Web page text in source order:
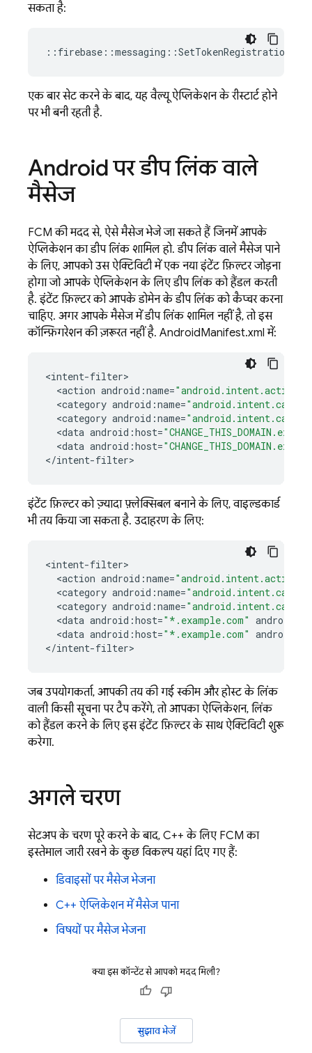
सकता है:
:: firebase ::messaging ::
एक बार सेट करने के बाद, यह वैल्यू ऐप्लिकेशन के रीस्टार्ट होने
पर भी बनी रहती है.
Android पर डीप लिंक वाले
मैसेज
FCM की मदद से, ऐसे मैसेज भेजे जा सकते हैं जिनमें आपके
ऐप्लिकेशन का डीप लिंक शामिल हो. डीप लिंक वाले मैसेज पाने
के लिए, आपको उस ऐक्टिविटी में एक नया इंटेंट फ़िल्टर जोड़ना
होगा जो आपके ऐप्लिकेशन के लिए डीप लिंक को हैंडल करती
है. इंटेंट फ़िल्टर को आपके डोमेन के डीप लिंक को कैप्चर करना
चाहिए. अगर आपके मैसेज में डीप लिंक शामिल नहीं है, तो इस
कॉन्फ़िगरेशन की ज़रूरत नहीं है. AndroidManifest.xml में:
<intent-filter
<action android :name=
<category android :name=
<category android :name=
<data android :host=
<data android :host=
</intent-filter>
इंटेंट फ़िल्टर को ज़्यादा फ़्लेक्सिबल बनाने के लिए, वाइल्डकार्ड
भी तय किया जा सकता है. उदाहरण के लिए:
<intent-filter
<action android :name=
<category android :name=
<category android :name=
<data android :host="*.example.com" android
<data android :host="*.example.com" android
</intent-filter>
जब उपयोगकर्ता, आपकी तय की गई स्कीम और होस्ट के लिंक
वाली किसी सूचना पर टैप करेंगे, तो आपका ऐप्लिकेशन, लिंक
को हैंडल करने के लिए इस इंटेंट फ़िल्टर के साथ ऐक्टिविटी शुरू
करेगा.
अगले चरण
सेटअप के चरण पूरे करने के बाद, C++ के लिए FCM का
इस्तेमाल जारी रखने के कुछ विकल्प यहां दिए गए हैं:
डिवाइसों पर मैसेज भेजना
C++ ऐप्लिकेशन में मैसेज पाना
विषयों पर मैसेज भेजना
क्या इस कॉन्टेंट से आपको मदद मिली?
सुझाव भेजें